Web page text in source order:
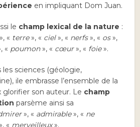
en impliquant Dom Juan.
le champ lexical de la nature :
« terre», « ciel», « nerfs», « os»,
« poumon», « cœur», « foie».
sciences (géologie,
ile embrasse l’ensemble de la
son auteur. Le champ
parsème ainsi sa
», « admirable», « ne
« merveilleux».